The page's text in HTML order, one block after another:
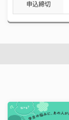
申込締切